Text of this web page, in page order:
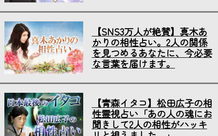
【SNS3万人が絶賛】真木あ
かりの相性占い。2人の関係
を見つめるあなたに、今必要
な言葉を届けます。
【青森イタコ】松田広子の相
性霊視占い「あの人の魂にお
聞きして2人の相性がハッキ